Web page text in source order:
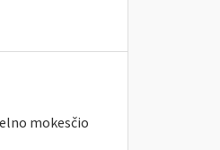
mokesčio